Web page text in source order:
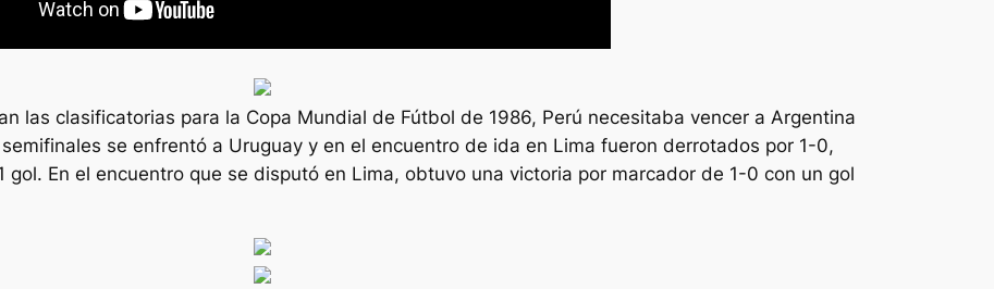
las clasificatorias para la Copa Mundial de Fútbol de 1986, Perú necesitaba vencer a Argentina
se enfrentó a Uruguay y en el encuentro de ida en Lima fueron derrotados por 1-0,
En el encuentro que se disputó en Lima, obtuvo una victoria por marcador de 1-0 con un gol